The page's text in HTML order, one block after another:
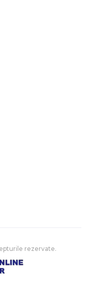
rezervate.